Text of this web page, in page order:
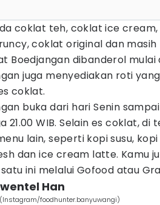
coklat teh, coklat ice
coklat original dan masih
Boedjangan dibanderol mulai
juga menyediakan roti
coklat.
buka dari hari Senin
21.00 WIB. Selain es coklat, di
lain, seperti kopi susu,
dan ice cream latte. Kamu
ini melalui Gofood atau
Han
(Instagram/foodhunter.banyuwangi)